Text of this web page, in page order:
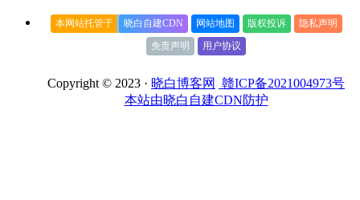
本网站托管于 晓白自建CDN 网站地图 版权投诉
隐私声明
免责声明
用户协议
Copyright © 2023 · 晓白博客网
赣ICP备2021004973号
本站由晓白自建CDN防护